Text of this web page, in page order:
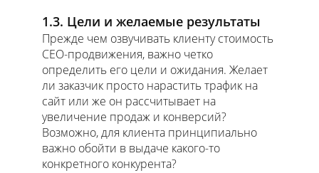
1.3. Цели и желаемые результаты
Прежде чем озвучивать клиенту стоимость
СЕО-продвижения, важно четко
определить его цели и ожидания. Желает
ли заказчик просто нарастить трафик на
сайт или же он рассчитывает на
увеличение продаж и конверсий?
Возможно, для клиента принципиально
важно обойти в выдаче какого-то
конкретного конкурента?